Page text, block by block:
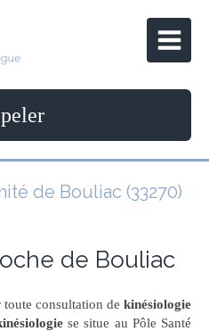
de Bouliac (33270)
de Bouliac
consultation de kinésiologie
se situe au Pôle Santé